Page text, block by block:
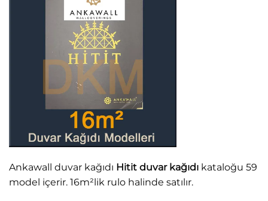
Ankawall duvar kağıdı Hitit duvar kağıdı kataloğu 59
model içerir. 16m²lik rulo halinde satılır.